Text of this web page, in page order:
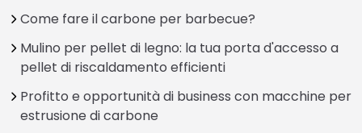
Come fare il carbone per barbecue?
Mulino per pellet di legno: la tua porta d'accesso a
pellet di riscaldamento efficienti
Profitto e opportunità di business con macchine per
estrusione di carbone